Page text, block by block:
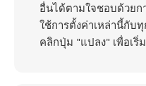
อื่นได้ตามใจชอบด้วยก
ใช้การตั้งค่าเหล่านี้กับ
คลิกปุ่ม "แปลง" เพื่อเริ่